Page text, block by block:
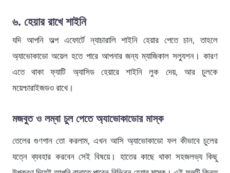
৬. হেয়ার রাখে শাইনি
যদি আপনি অল্প এফোর্টে ন্যাচারালি শাইনি হেয়ার পেতে চান, তাহলে
অ্যাভোকাডো অয়েল হতে পারে আপনার জন্য ম্যাজিকাল সল্যুশন। কারণ
এতে থাকা ফ্যাটি অ্যাসিড হেয়ারে শাইনি লুক দেয়, আর চুলকে
ময়েশ্চারাইজডও রাখে।
মজবুত ও লম্বা চুল পেতে অ্যাভোকাডোর মাস্ক
তেলের গুণগান তো করলাম, এখন আসি অ্যাভোকাডো ফল কীভাবে চুলের
যত্নে ব্যবহার করবেন সেই বিষয়ে। হাতের কাছে থাকা সহজলভ্য কিছু